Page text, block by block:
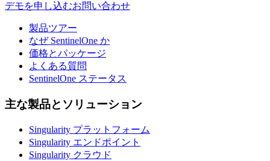
デモを申し込むお問い合わせ
製品ツアー
なぜ SentinelOne か
価格とパッケージ
よくある質問
SentinelOne ステータス
主な製品とソリューション
Singularity プラットフォーム
Singularity エンドポイント
Singularity クラウド